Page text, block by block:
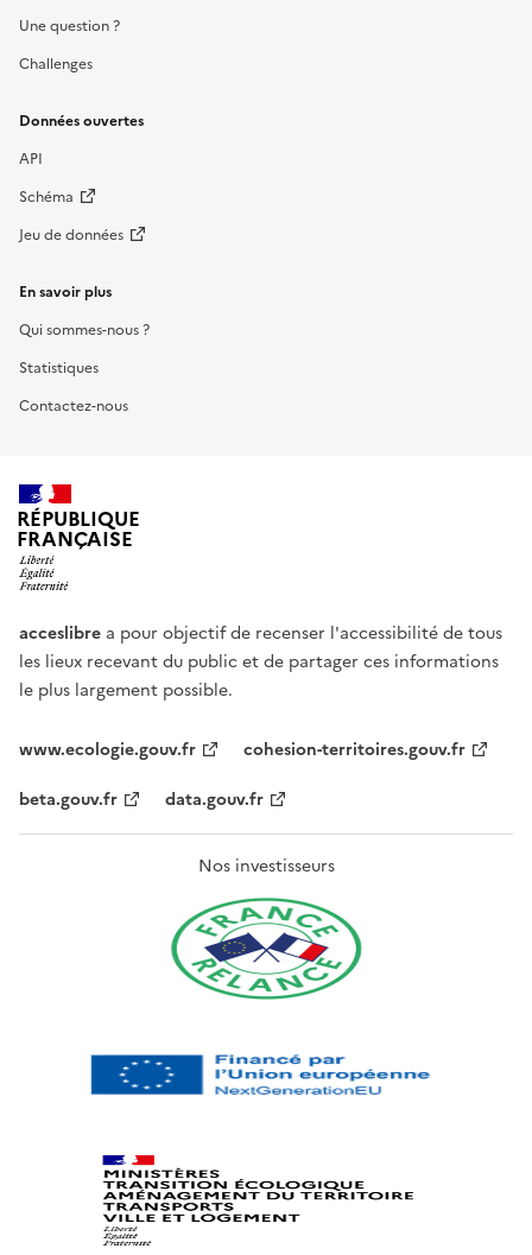
Une question ?
Challenges
Données ouvertes
API
Schéma
Jeu de données
En savoir plus
Qui sommes-nous ?
Statistiques
Contactez-nous
RÉPUBLIQUE
FRANÇAISE
acceslibre a pour objectif de recenser l'accessibilité de tous
les lieux recevant du public et de partager ces informations
le plus largement possible.
www.ecologie.gouv.fr
cohesion-territoires.gouv.fr
beta.gouv.fr
data.gouv.fr
Nos investisseurs